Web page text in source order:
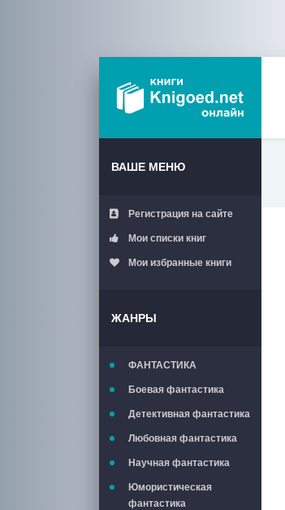
ВАШЕ МЕНЮ
Регистрация на сайте
Мои списки книг
Мои избранные книги
ЖАНРЫ
ФАНТАСТИКА
Боевая фантастика
Детективная фантастика
Любовная фантастика
Научная фантастика
Юмористическая
фантастика